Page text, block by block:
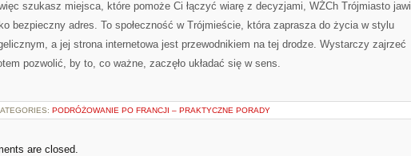
szukasz miejsca, które pomoże Ci łączyć wiarę z decyzjami, WŻCh Trójmiasto jawi
bezpieczny adres. To społeczność w Trójmieście, która zaprasza do życia w stylu
a jej strona internetowa jest przewodnikiem na tej drodze. Wystarczy zajrzeć
pozwolić, by to, co ważne, zaczęło układać się w sens.
PODRÓŻOWANIE PO FRANCJI – PRAKTYCZNE PORADY
are closed.